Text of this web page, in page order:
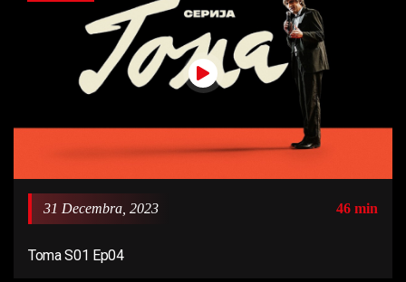
31 Decembra, 2023 46 min
Toma S01 Ep04